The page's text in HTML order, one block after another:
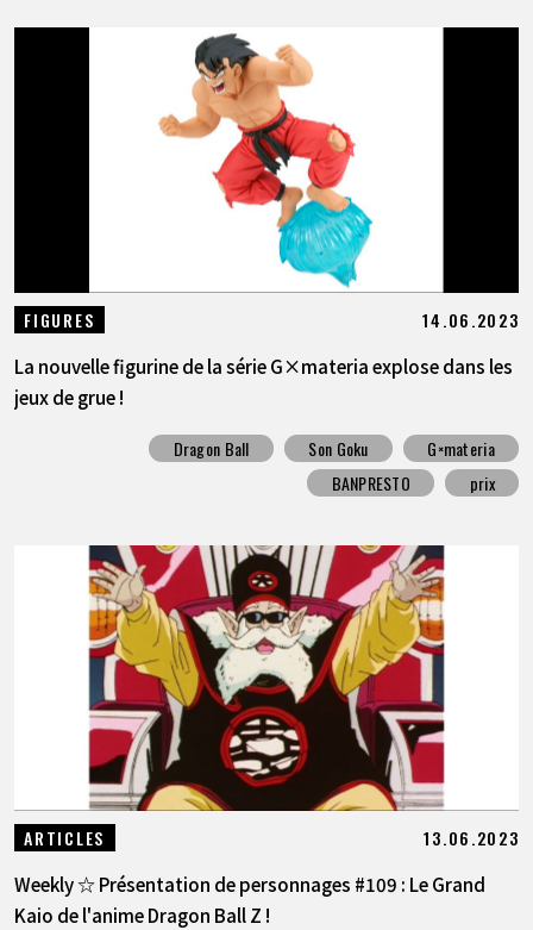
FIGURES 14.06.2023
La nouvelle figurine de la série G×materia explose dans les
jeux de grue !
Dragon Ball Son Goku
G×materia
BANPRESTO
prix
ARTICLES 13.06.2023
Weekly ☆ Présentation de personnages #109 : Le Grand
Kaio de l'anime Dragon Ball Z !